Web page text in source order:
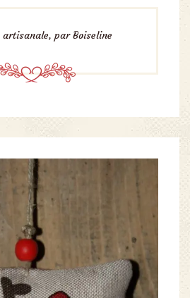
artisanale, par Boiseline